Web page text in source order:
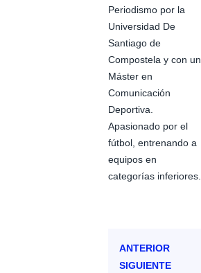
Periodismo por la
Universidad De
Santiago de
Compostela y con un
Máster en
Comunicación
Deportiva.
Apasionado por el
fútbol, entrenando a
equipos en
categorías inferiores.
ANTERIOR
SIGUIENTE